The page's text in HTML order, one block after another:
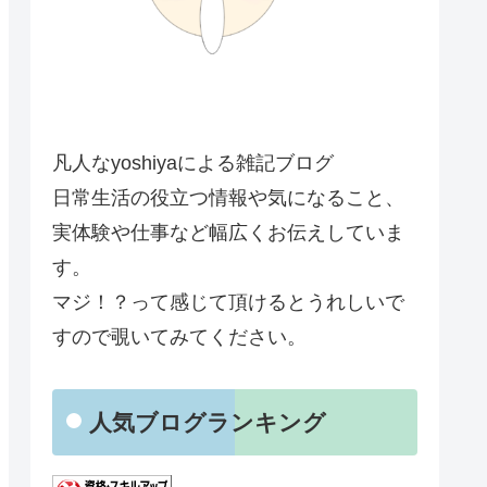
凡人なyoshiyaによる雑記ブログ
日常生活の役立つ情報や気になること、
実体験や仕事など幅広くお伝えしていま
す。
マジ！？って感じて頂けるとうれしいで
すので覗いてみてください。
人気ブログランキング